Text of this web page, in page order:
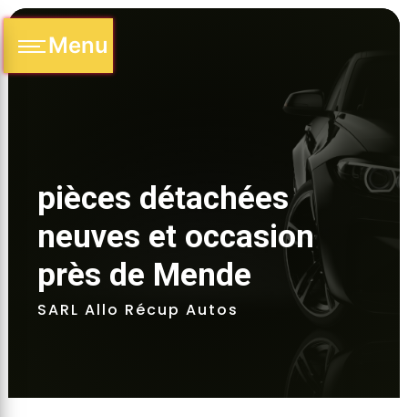
Menu
pièces détachées
neuves et occasion
près de Mende
SARL Allo Récup Autos
Panneau de gestion des cookies